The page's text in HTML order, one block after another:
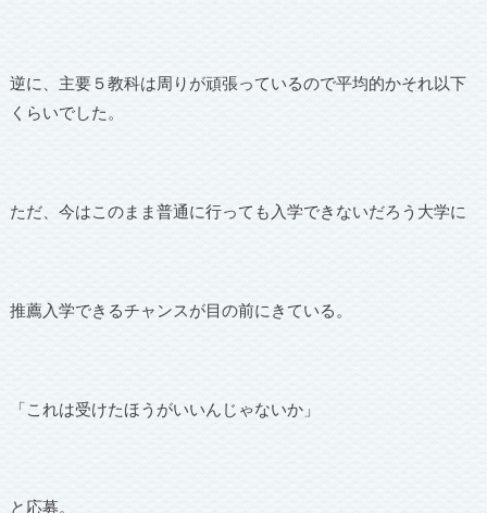
逆に、主要５教科は周りが頑張っているので平均的かそれ以下
くらいでした。
ただ、今はこのまま普通に行っても入学できないだろう大学に
推薦入学できるチャンスが目の前にきている。
「これは受けたほうがいいんじゃないか」
と応募。